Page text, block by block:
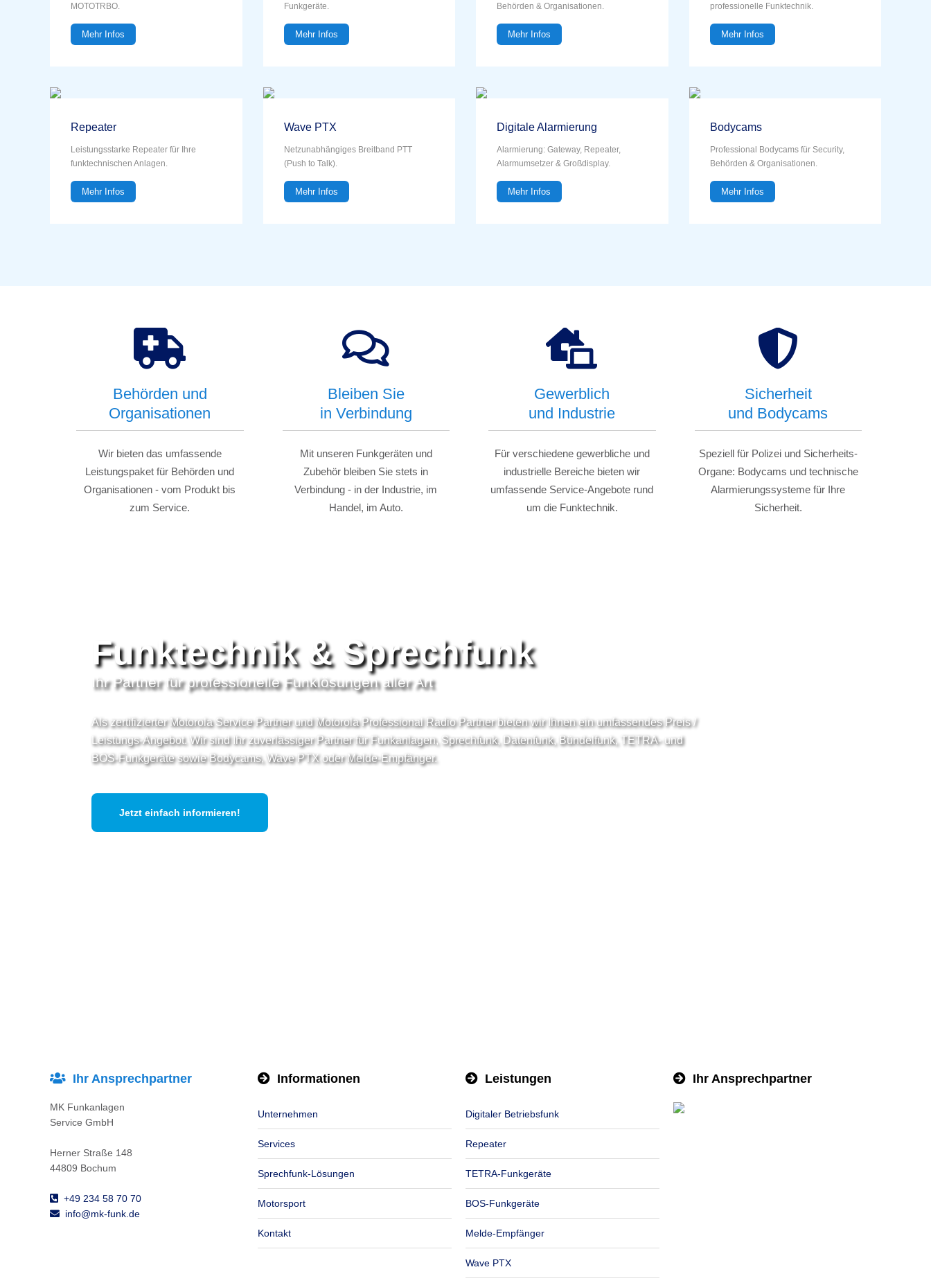
MOTOTRBO.
Mehr Infos
Funkgeräte.
Mehr Infos
Behörden & Organisationen.
Mehr Infos
professionelle Funktechnik.
Mehr Infos
Repeater
Leistungsstarke Repeater für Ihre
funktechnischen Anlagen.
Mehr Infos
Wave PTX
Netzunabhängiges Breitband PTT
(Push to Talk).
Mehr Infos
Digitale Alarmierung
Alarmierung: Gateway, Repeater,
Alarmumsetzer & Großdisplay.
Mehr Infos
Bodycams
Professional Bodycams für Security,
Behörden & Organisationen.
Mehr Infos
Behörden und
Organisationen
Wir bieten das umfassende
Leistungspaket für Behörden und
Organisationen - vom Produkt bis
zum Service.
Bleiben Sie
in Verbindung
Mit unseren Funkgeräten und
Zubehör bleiben Sie stets in
Verbindung - in der Industrie, im
Handel, im Auto.
Gewerblich
und Industrie
Für verschiedene gewerbliche und
industrielle Bereiche bieten wir
umfassende Service-Angebote rund
um die Funktechnik.
Sicherheit
und Bodycams
Speziell für Polizei und Sicherheits-
Organe: Bodycams und technische
Alarmierungssysteme für Ihre
Sicherheit.
Funktechnik & Sprechfunk
Ihr Partner für professionelle Funklösungen aller Art
Als zertifizierter Motorola Service Partner und Motorola Professional Radio Partner bieten wir Ihnen ein umfassendes Preis /
Leistungs-Angebot. Wir sind Ihr zuverlässiger Partner für Funkanlagen, Sprechfunk, Datenfunk, Bündelfunk, TETRA- und
BOS-Funkgeräte sowie Bodycams, Wave PTX oder Melde-Empfänger.
Jetzt einfach informieren!
Ihr Ansprechpartner
MK Funkanlagen
Service GmbH
Herner Straße 148
44809 Bochum
+49 234 58 70 70
info@mk-funk.de
Informationen
Unternehmen
Services
Sprechfunk-Lösungen
Motorsport
Kontakt
Leistungen
Digitaler Betriebsfunk
Repeater
TETRA-Funkgeräte
BOS-Funkgeräte
Melde-Empfänger
Wave PTX
Ihr Ansprechpartner